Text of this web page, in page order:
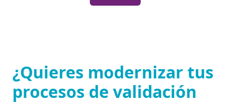
¿Quieres modernizar tus
procesos de validación